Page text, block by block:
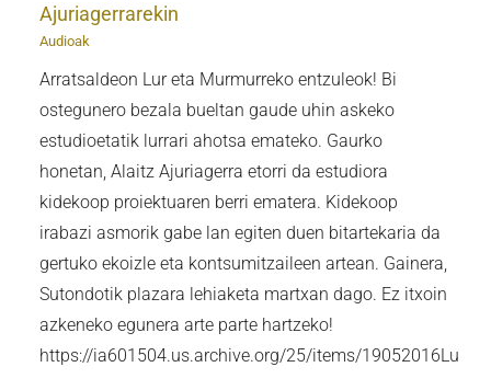
Ajuriagerrarekin
Audioak
Arratsaldeon Lur eta Murmurreko entzuleok! Bi
ostegunero bezala bueltan gaude uhin askeko
estudioetatik lurrari ahotsa emateko. Gaurko
honetan, Alaitz Ajuriagerra etorri da estudiora
kidekoop proiektuaren berri ematera. Kidekoop
irabazi asmorik gabe lan egiten duen bitartekaria da
gertuko ekoizle eta kontsumitzaileen artean. Gainera,
Sutondotik plazara lehiaketa martxan dago. Ez itxoin
azkeneko egunera arte parte hartzeko!
https://ia601504.us.archive.org/25/items/